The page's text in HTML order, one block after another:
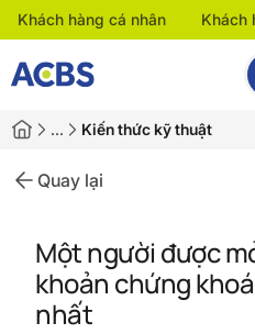
Khách hàng cá nhân Khách
… Kiến thức kỹ thuật
Quay lại
Một người được
khoản chứng
nhất